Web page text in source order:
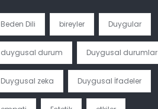
Beden Dili bireyler Duygular
duygusal durum Duygusal durumlar
Duygusal zeka Duygusal İfadeler